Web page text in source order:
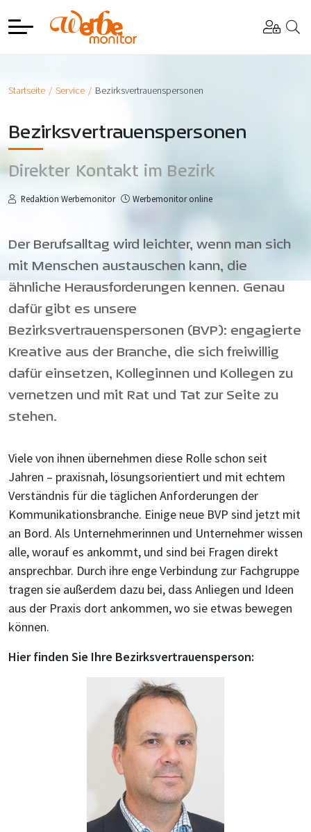
Startseite Service Bezirksvertrauenspersonen
Bezirksvertrauenspersonen
Direkter Kontakt im Bezirk
Redaktion Werbemonitor Werbemonitor online
Der Berufsalltag wird leichter, wenn man sich
mit Menschen austauschen kann, die
ähnliche Herausforderungen kennen. Genau
dafür gibt es unsere
Bezirksvertrauenspersonen (BVP): engagierte
Kreative aus der Branche, die sich freiwillig
dafür einsetzen, Kolleginnen und Kollegen zu
vernetzen und mit Rat und Tat zur Seite zu
stehen.
Viele von ihnen übernehmen diese Rolle schon seit
Jahren – praxisnah, lösungsorientiert und mit echtem
Verständnis für die täglichen Anforderungen der
Kommunikationsbranche. Einige neue BVP sind jetzt mit
an Bord. Als Unternehmerinnen und Unternehmer wissen
alle, worauf es ankommt, und sind bei Fragen direkt
ansprechbar. Durch ihre enge Verbindung zur Fachgruppe
tragen sie außerdem dazu bei, dass Anliegen und Ideen
aus der Praxis dort ankommen, wo sie etwas bewegen
können.
Hier finden Sie Ihre Bezirksvertrauensperson: